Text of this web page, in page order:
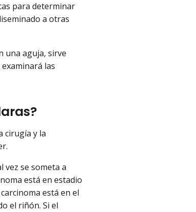
para determinar
a otras
una aguja, sirve
las
cirugía y la
vez se someta a
está en estadio
está en el
el riñón. Si el